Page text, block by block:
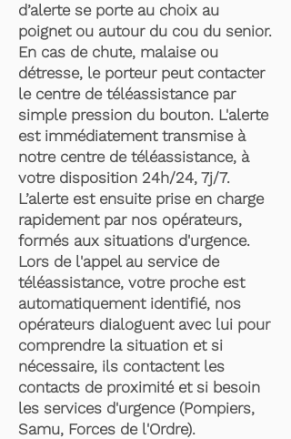
d’alerte se porte au choix au
poignet ou autour du cou du senior.
En cas de chute, malaise ou
détresse, le porteur peut contacter
le centre de téléassistance par
simple pression du bouton. L'alerte
est immédiatement transmise à
notre centre de téléassistance, à
votre disposition 24h/24, 7j/7.
L’alerte est ensuite prise en charge
rapidement par nos opérateurs,
formés aux situations d'urgence.
Lors de l'appel au service de
téléassistance, votre proche est
automatiquement identifié, nos
opérateurs dialoguent avec lui pour
comprendre la situation et si
nécessaire, ils contactent les
contacts de proximité et si besoin
les services d'urgence (Pompiers,
Samu, Forces de l'Ordre).